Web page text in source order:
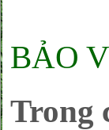
BẢO
Trong